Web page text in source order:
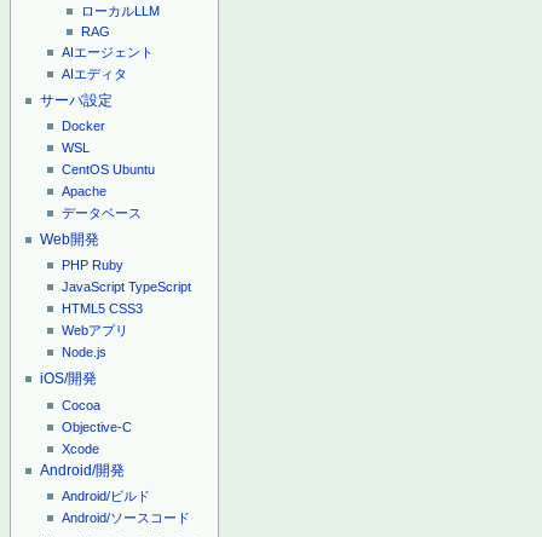
ローカルLLM
RAG
AIエージェント
AIエディタ
サーバ設定
Docker
WSL
CentOS Ubuntu
Apache
データベース
Web開発
PHP Ruby
JavaScript TypeScript
HTML5 CSS3
Webアプリ
Node.js
iOS/開発
Cocoa
Objective-C
Xcode
Android/開発
Android/ビルド
Android/ソースコード